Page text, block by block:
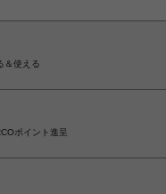
＆使える
ポイント進呈